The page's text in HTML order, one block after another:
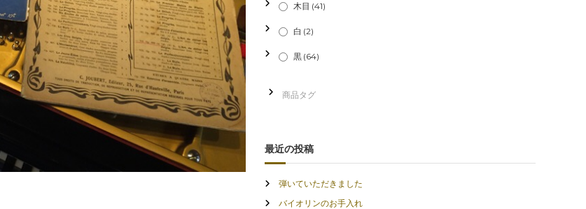
木目 (41)
白 (2)
黒 (64)
最近の投稿
弾いていただきました
バイオリンのお手入れ